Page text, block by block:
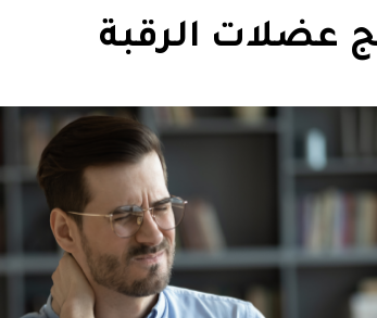
عضلات الرقبة